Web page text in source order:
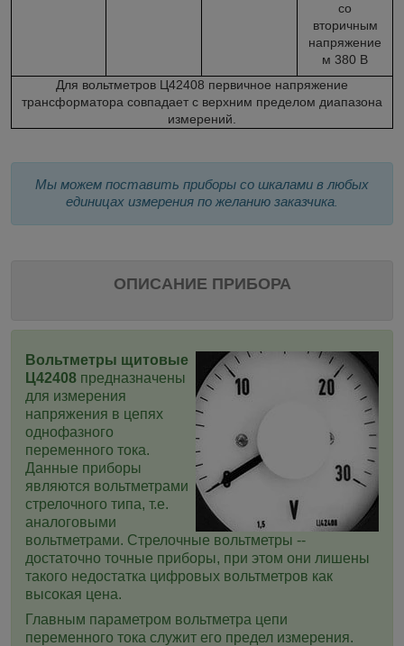
со
вторичным
напряжение
м 380 В
Для вольтметров Ц42408 первичное напряжение
трансформатора совпадает с верхним пределом диапазона
измерений.
Мы можем поставить приборы со шкалами в любых
единицах измерения по желанию заказчика.
ОПИСАНИЕ ПРИБОРА
Вольтметры щитовые
Ц42408 предназначены
для измерения
напряжения в цепях
однофазного
переменного тока.
Данные приборы
являются вольтметрами
стрелочного типа, т.е.
аналоговыми
вольтметрами. Стрелочные вольтметры --
достаточно точные приборы, при этом они лишены
такого недостатка цифровых вольтметров как
высокая цена.
Главным параметром вольтметра цепи
переменного тока служит его предел измерения.